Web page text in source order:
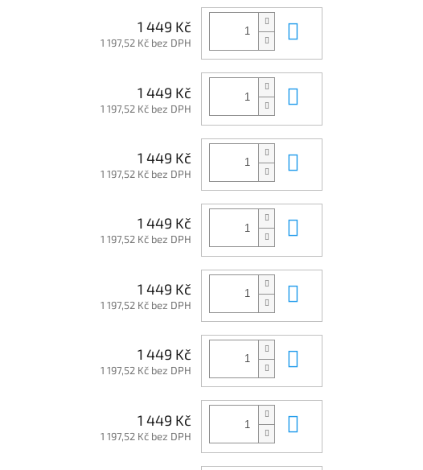
1 449 Kč
1 197,52 Kč bez DPH
1 449 Kč
1 197,52 Kč bez DPH
1 449 Kč
1 197,52 Kč bez DPH
1 449 Kč
1 197,52 Kč bez DPH
1 449 Kč
1 197,52 Kč bez DPH
1 449 Kč
1 197,52 Kč bez DPH
1 449 Kč
1 197,52 Kč bez DPH